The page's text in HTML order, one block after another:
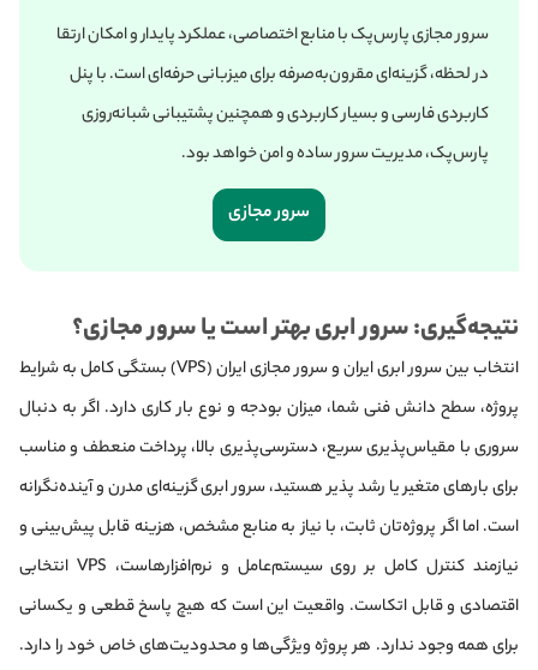
سرور مجازی پارس‌پک با منابع اختصاصی، عملکرد پایدار و امکان ارتقا
در لحظه، گزینه‌ای مقرون‌به‌صرفه برای میزبانی حرفه‌ای است. با پنل
کاربردی فارسی و بسیار کاربردی و همچنین پشتیبانی شبانه‌روزی
پارس‌پک، مدیریت سرور ساده و امن خواهد بود.
سرور مجازی
نتیجه‌گیری: سرور ابری بهتر است یا سرور مجازی؟
انتخاب بین سرور ابری ایران و سرور مجازی ایران (VPS) بستگی کامل به شرایط
پروژه، سطح دانش فنی شما، میزان بودجه و نوع بار کاری دارد. اگر به دنبال
سروری با مقیاس‌پذیری سریع، دسترسی‌پذیری بالا، پرداخت منعطف و مناسب
برای بارهای متغیر یا رشد پذیر هستید، سرور ابری گزینه‌ای مدرن و آینده‌نگرانه
است. اما اگر پروژه‌تان ثابت، با نیاز به منابع مشخص، هزینه قابل پیش‌بینی و
نیازمند کنترل کامل بر روی سیستم‌عامل و نرم‌افزارهاست، VPS انتخابی
اقتصادی و قابل اتکاست. واقعیت این است که هیچ پاسخ قطعی و یکسانی
برای همه وجود ندارد. هر پروژه ویژگی‌ها و محدودیت‌های خاص خود را دارد.